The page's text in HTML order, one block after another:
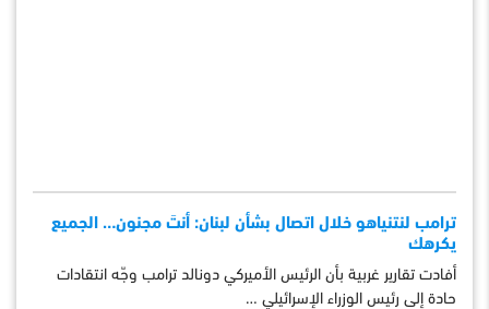
ترامب لنتنياهو خلال اتصال بشأن لبنان: أنتَ مجنون… الجميع
يكرهك
أفادت تقارير غربية بأن الرئيس الأميركي دونالد ترامب وجّه انتقادات
حادة إلى رئيس الوزراء الإسرائيلي …